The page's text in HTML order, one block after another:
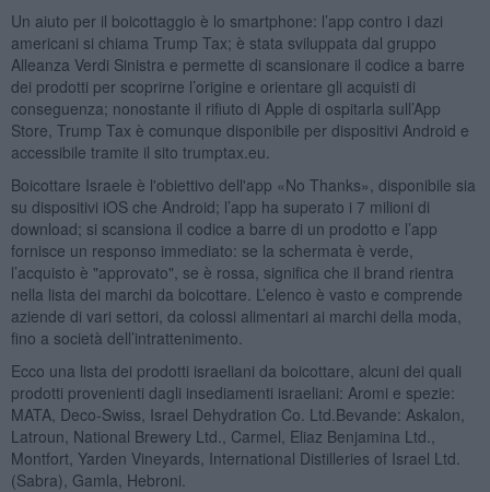
Un aiuto per il boicottaggio è lo smartphone: l’app contro i dazi
americani si chiama Trump Tax; è stata sviluppata dal gruppo
Alleanza Verdi Sinistra e permette di scansionare il codice a barre
dei prodotti per scoprirne l’origine e orientare gli acquisti di
conseguenza; nonostante il rifiuto di Apple di ospitarla sull’App
Store, Trump Tax è comunque disponibile per dispositivi Android e
accessibile tramite il sito trumptax.eu.
Boicottare Israele è l'obiettivo dell'app «No Thanks», disponibile sia
su dispositivi iOS che Android; l’app ha superato i 7 milioni di
download; si scansiona il codice a barre di un prodotto e l’app
fornisce un responso immediato: se la schermata è verde,
l’acquisto è "approvato", se è rossa, significa che il brand rientra
nella lista dei marchi da boicottare. L’elenco è vasto e comprende
aziende di vari settori, da colossi alimentari ai marchi della moda,
fino a società dell’intrattenimento.
Ecco una lista dei prodotti israeliani da boicottare, alcuni dei quali
prodotti provenienti dagli insediamenti israeliani: Aromi e spezie:
MATA, Deco-Swiss, Israel Dehydration Co. Ltd.Bevande: Askalon,
Latroun, National Brewery Ltd., Carmel, Eliaz Benjamina Ltd.,
Montfort, Yarden Vineyards, International Distilleries of Israel Ltd.
(Sabra), Gamla, Hebroni.